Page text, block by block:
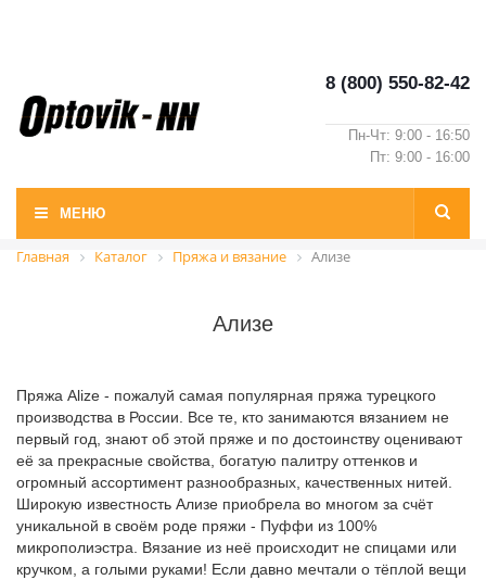
8 (800) 550-82-42
Пн-Чт: 9:00 - 16:50
Пт: 9:00 - 16:00
МЕНЮ
Главная Каталог Пряжа и вязание Ализе
Ализе
Пряжа Alize - пожалуй самая популярная пряжа турецкого
производства в России. Все те, кто занимаются вязанием не
первый год, знают об этой пряже и по достоинству оценивают
её за прекрасные свойства, богатую палитру оттенков и
огромный ассортимент разнообразных, качественных нитей.
Широкую известность Ализе приобрела во многом за счёт
уникальной в своём роде пряжи - Пуффи из 100%
микрополиэстра. Вязание из неё происходит не спицами или
кручком, а голыми руками! Если давно мечтали о тёплой вещи